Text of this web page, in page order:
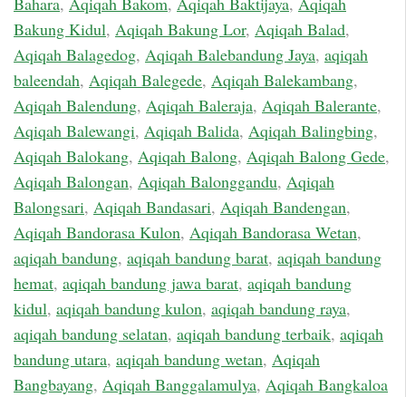
Bakung Kidul, Aqiqah Bakung Lor, Aqiqah Balad,
Aqiqah Balagedog, Aqiqah Balebandung Jaya, aqiqah
baleendah, Aqiqah Balegede, Aqiqah Balekambang,
Aqiqah Balendung, Aqiqah Baleraja, Aqiqah Balerante,
Aqiqah Balewangi, Aqiqah Balida, Aqiqah Balingbing,
Aqiqah Balokang, Aqiqah Balong, Aqiqah Balong Gede,
Aqiqah Balongan, Aqiqah Balonggandu, Aqiqah
Balongsari, Aqiqah Bandasari, Aqiqah Bandengan,
Aqiqah Bandorasa Kulon, Aqiqah Bandorasa Wetan,
aqiqah bandung, aqiqah bandung barat, aqiqah bandung
hemat, aqiqah bandung jawa barat, aqiqah bandung
kidul, aqiqah bandung kulon, aqiqah bandung raya,
aqiqah bandung selatan, aqiqah bandung terbaik, aqiqah
bandung utara, aqiqah bandung wetan, Aqiqah
Bangbayang, Aqiqah Banggalamulya, Aqiqah Bangkaloa